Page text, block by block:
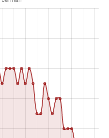
yang digunakan untuk
untuk mendapatkan
Indikator ini dinyatakan
seri ini telah disesuaikan
harga dari waktu ke
ini adalah 2015.
Amerika Serikat.